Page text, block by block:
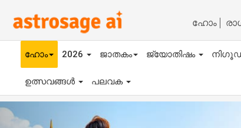
ഹോം
ഹോം 2026 ജാതകം ജ്യോതിഷം
ഉത്സവങ്ങൾ പലവക
Previous